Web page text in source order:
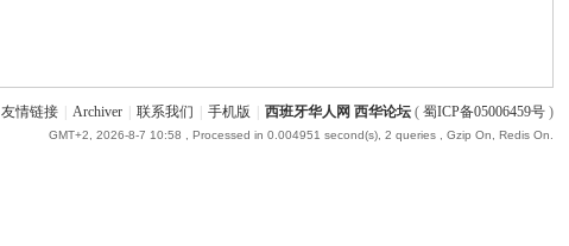
友情链接 Archiver 联系我们 手机版 西班牙华人网 西华论坛( 蜀ICP备05006459号)
GMT+2, 2026-8-7 10:58 , Processed in 0.004951 second(s), 2 queries , Gzip On, Redis On.